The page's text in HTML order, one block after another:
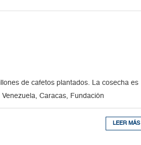
de cafetos plantados. La cosecha es
Caracas, Fundación
LEER MÁS